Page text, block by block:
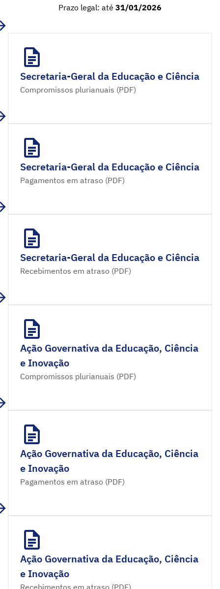
Prazo legal: até 31/01/2026
Secretaria-Geral da Educação e Ciência
Compromissos plurianuais (PDF)
Secretaria-Geral da Educação e Ciência
Pagamentos em atraso (PDF)
Secretaria-Geral da Educação e Ciência
Recebimentos em atraso (PDF)
Ação Governativa da Educação, Ciência
e Inovação
Compromissos plurianuais (PDF)
Ação Governativa da Educação, Ciência
e Inovação
Pagamentos em atraso (PDF)
Ação Governativa da Educação, Ciência
e Inovação
Recebimentos em atraso (PDF)